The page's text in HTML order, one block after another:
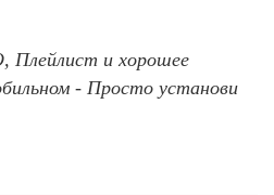
и хорошее
- Просто установи